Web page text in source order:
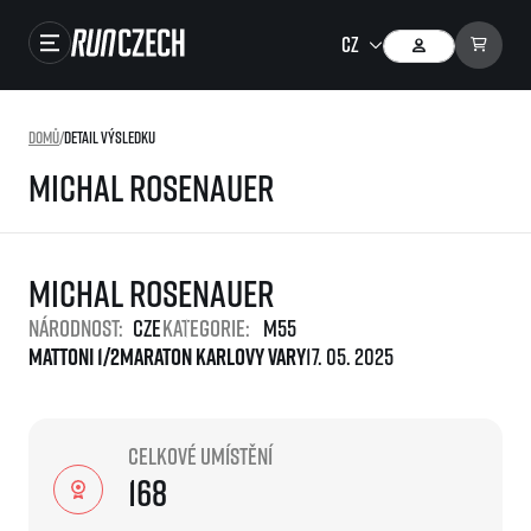
Foto & Video
Running Mall
Běžecké série
Jak to funguje
Výsledky běžecké ligy
SuperHalfs
projekt SuperHalfs
EuroHeroes
michal rosenauer
Domů/Detail výsledku
michal rosenauer
Národnost: CZEKategorie: M55
Mattoni 1/2Maraton Karlovy Vary17. 05. 2025
Celkové umístění
168